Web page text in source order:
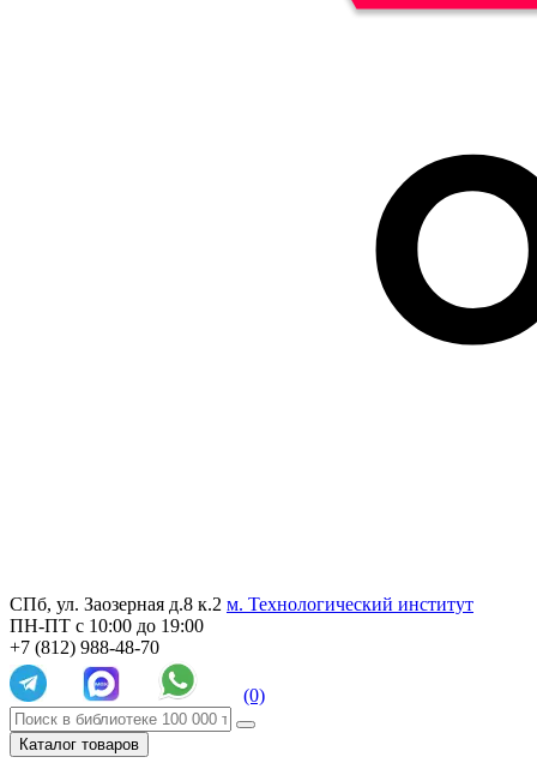
СПб, ул. Заозерная д.8 к.2 м. Технологический институт
ПН-ПТ с 10:00 до 19:00
+7 (812) 988-48-70
(0)
Каталог товаров